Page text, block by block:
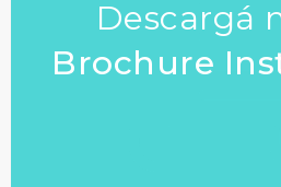
Descargá
Brochure